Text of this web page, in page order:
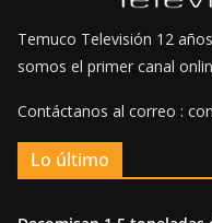
Temuco Televisión 12
somos el primer canal
Contáctanos al correo :
Lo último